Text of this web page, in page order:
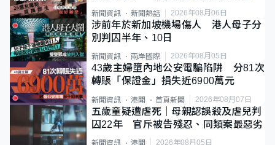
新聞資訊 新聞熱話 2026年08月06日
涉前年於新加坡機場傷人 港人母子分
別判囚半年、10日
新聞資訊 兩岸國際 2026年08月05日
43歲主婦墮內地公安電騙陷阱 分81次
轉賬「保證金」損失近6900萬元
新聞資訊 港聞 首頁新聞 2026年08月07日
五歲童疑遭虐死｜母親認誤殺及虐兒判
囚22年 官斥被告殘忍、同類案最惡劣
新聞資訊 港聞 2026年08月05日